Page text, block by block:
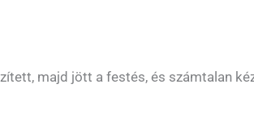
majd jött a festés, és számtalan